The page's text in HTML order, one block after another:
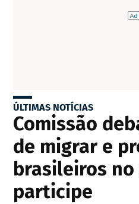
ÚLTIMAS NOTÍCIAS
Comissão
de migrar e
brasileiros
participe